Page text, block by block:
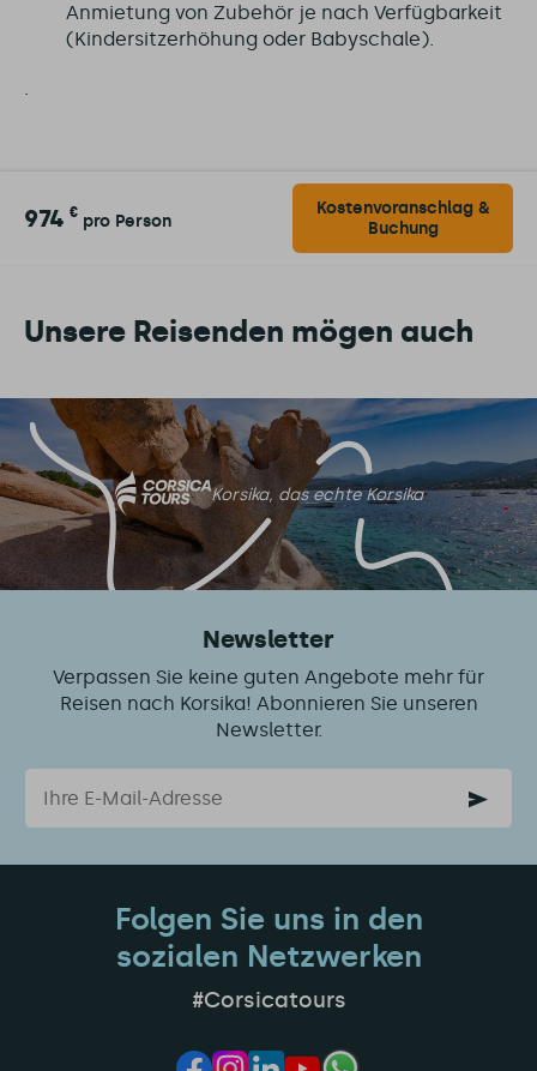
Anmietung von Zubehör je nach Verfügbarkeit
(Kindersitzerhöhung oder Babyschale).
.
974 € pro Person
Kostenvoranschlag &
Buchung
Unsere Reisenden mögen auch
Korsika, das echte Korsika
Newsletter
Verpassen Sie keine guten Angebote mehr für
Reisen nach Korsika! Abonnieren Sie unseren
Newsletter.
Email
Folgen Sie uns in den
sozialen Netzwerken
#Corsicatours